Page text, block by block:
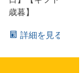
歳暮】
詳細を見る